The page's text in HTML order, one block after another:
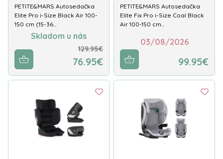
PETITE&MARS Autosedačka
Elite Pro i-Size Black Air 100-
150 cm (15-36…
Skladom u nás
129.95€
76.95€
PETITE&MARS Autosedačka
Elite Fix Pro i-Size Coal Black
Air 100-150 cm…
03/08/2026
99.95€